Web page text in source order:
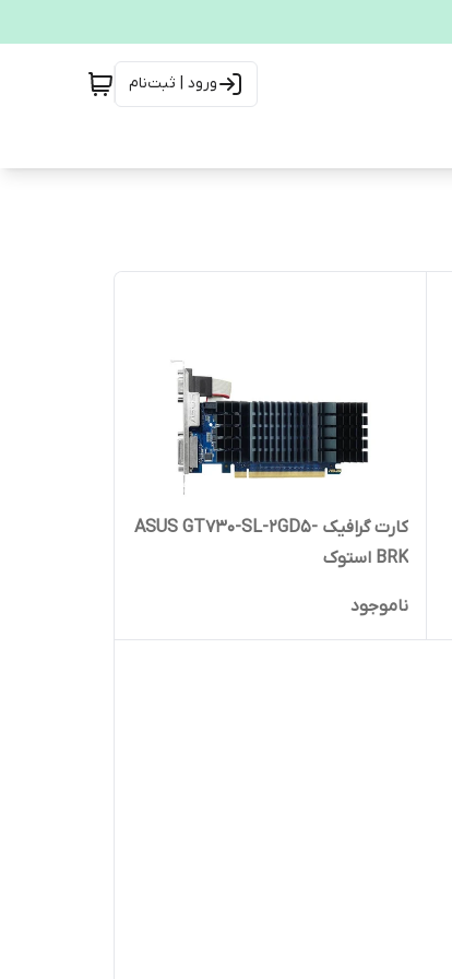
ورود | ثبت‌نام
کارت گرافیک ASUS GT730-SL-2GD5-
BRK استوک
ناموجود